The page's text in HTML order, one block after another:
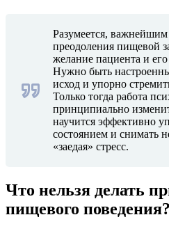
Разумеется,
преодоления пищевой
желание пациента и
Нужно быть
исход и упорно
Только тогда работа
принципиально
научится эффективно
состоянием и снимать
«заедая» стресс.
Что нельзя делать
пищевого поведения?